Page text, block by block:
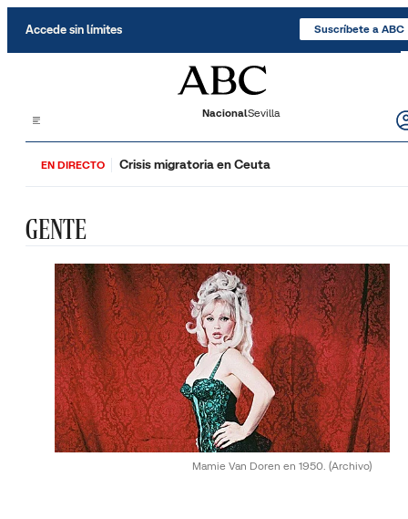
Accede sin límites Suscríbete a ABC
NacionalSevilla
EN DIRECTO Crisis migratoria en Ceuta
GENTE
Mamie Van Doren en 1950. (Archivo)